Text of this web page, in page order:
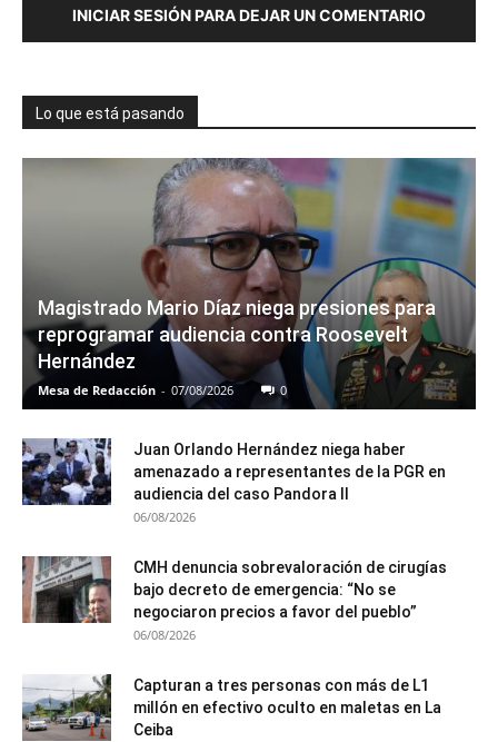
INICIAR SESIÓN PARA DEJAR UN COMENTARIO
Lo que está pasando
Magistrado Mario Díaz niega presiones para
reprogramar audiencia contra Roosevelt
Hernández
Mesa de Redacción - 07/08/2026 0
Juan Orlando Hernández niega haber
amenazado a representantes de la PGR en
audiencia del caso Pandora II
06/08/2026
CMH denuncia sobrevaloración de cirugías
bajo decreto de emergencia: “No se
negociaron precios a favor del pueblo”
06/08/2026
Capturan a tres personas con más de L1
millón en efectivo oculto en maletas en La
Ceiba